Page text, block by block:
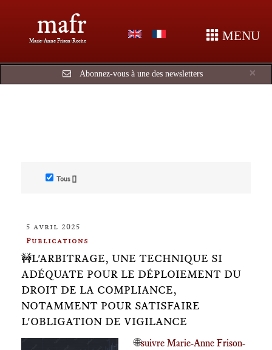
mafr
Marie-Anne Frison-Roche MENU
×
Abonnez-vous à une des newsletters
Tous []
5 avril 2025
Publications
🚧L'ARBITRAGE, UNE TECHNIQUE SI
ADÉQUATE POUR LE DÉPLOIEMENT DU
DROIT DE LA COMPLIANCE,
NOTAMMENT POUR SATISFAIRE
L'OBLIGATION DE VIGILANCE
🌐suivre Marie-Anne Frison-